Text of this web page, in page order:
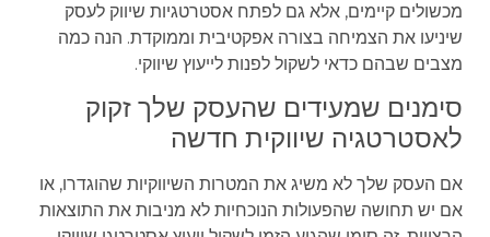
מכשולים קיימים, אלא גם לפתח אסטרטגיות שיווק לעסק
שיניעו את הצמיחה בצורה אפקטיבית וממוקדת. הנה כמה
מצבים שבהם כדאי לשקול לפנות לייעוץ שיווקי.
סימנים שמעידים שהעסק שלך זקוק
לאסטרטגיה שיווקית חדשה
אם העסק שלך לא משיג את המטרות השיווקיות שהוגדרו, או
אם יש תחושה שהפעולות הנוכחיות לא מניבות את התוצאות